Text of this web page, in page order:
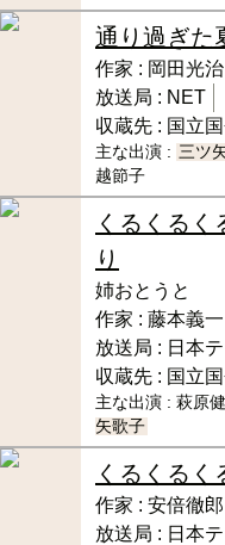
通り過ぎた
作家 : 岡田光治
放送局 : NET
収蔵先 : 国立
主な出演 : 三ツ
越節子
くるくるく
り
姉おとうと
作家 : 藤本義一
放送局 : 日本
収蔵先 : 国立
主な出演 : 萩原
矢歌子
くるくるく
作家 : 安倍徹郎
放送局 : 日本